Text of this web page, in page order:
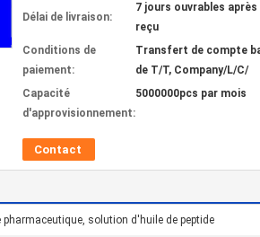
Délai de livraison:
7 jours ouvrables
reçu
Conditions de
paiement:
Transfert de compte
de T/T, Company/L/C/
Capacité
d'approvisionnement:
5000000pcs par mois
Contact
pharmaceutique, solution d'huile de peptide